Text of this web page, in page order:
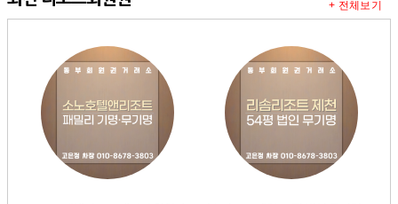
+ 전체보기